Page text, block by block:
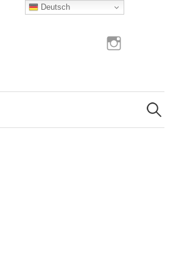
Suchen
nach:
Deutsch